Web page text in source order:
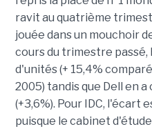
ravit au quatrième
jouée dans un mouchoir
cours du trimestre passé,
d'unités (+ 15,4%
2005) tandis que Dell en
(+3,6%). Pour IDC, l'écart
puisque le cabinet